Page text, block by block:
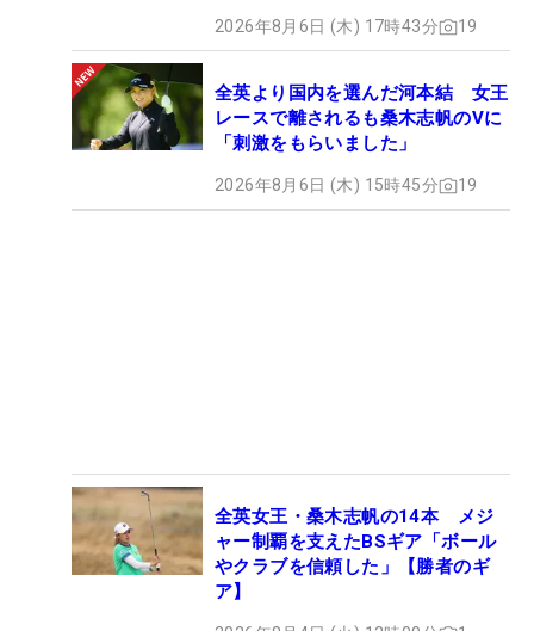
2026年8月6日 (木) 17時43分 19
全英より国内を選んだ河本結 女王
レースで離されるも桑木志帆のVに
「刺激をもらいました」
2026年8月6日 (木) 15時45分 19
全英女王・桑木志帆の14本 メジ
ャー制覇を支えたBSギア「ボール
やクラブを信頼した」【勝者のギ
ア】